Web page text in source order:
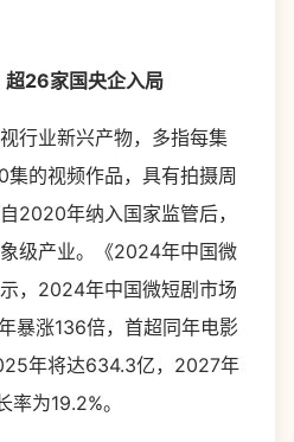
26家国央企入局
业新兴产物，多指每集
的视频作品，具有拍摄周
2020年纳入国家监管后，
级产业。《2024年中国微
，2024年中国微短剧市场
暴涨136倍，首超同年电影
年将达634.3亿，2027年
为19.2%。